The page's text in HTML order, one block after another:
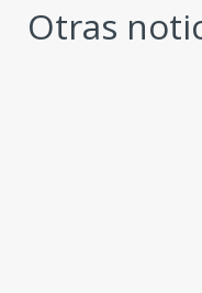
Otras